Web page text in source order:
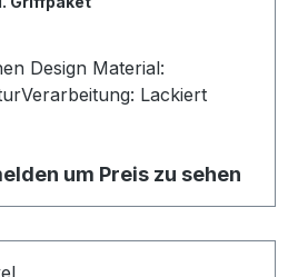
Design Material:
Lackiert
um Preis zu sehen